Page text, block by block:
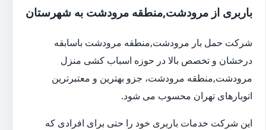
باربری از مرودشت,منطقه مرودشت به شهرستان
شرکت حمل بار مرودشت,منطقه مرودشت باسابقه
درخشان و تخصص بالا در حوزه اسباب کشی منزل
مرودشت,منطقه مرودشت، جزو بهترین و معتبرترین
اتوبارهای تهران محسوب می شود.
این شرکت خدمات باربری خود را حتی برای افرادی که